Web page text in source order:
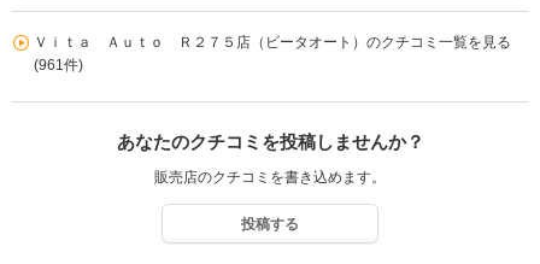
Ｖｉｔａ Ａｕｔｏ Ｒ２７５店（ビータオート）のクチコミ一覧を見る
(961件)
あなたのクチコミを投稿しませんか？
販売店のクチコミを書き込めます。
投稿する